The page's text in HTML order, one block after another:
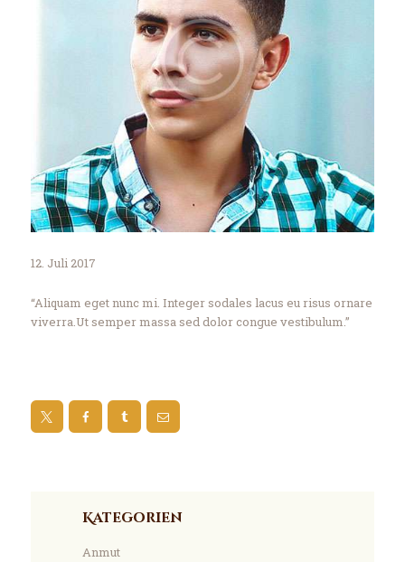
12. Juli 2017
“Aliquam eget nunc mi. Integer sodales lacus eu risus ornare
viverra.Ut semper massa sed dolor congue vestibulum.”
Kategorien
Anmut